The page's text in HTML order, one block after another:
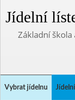
Jídelní
Základní
Vybrat jídelnu